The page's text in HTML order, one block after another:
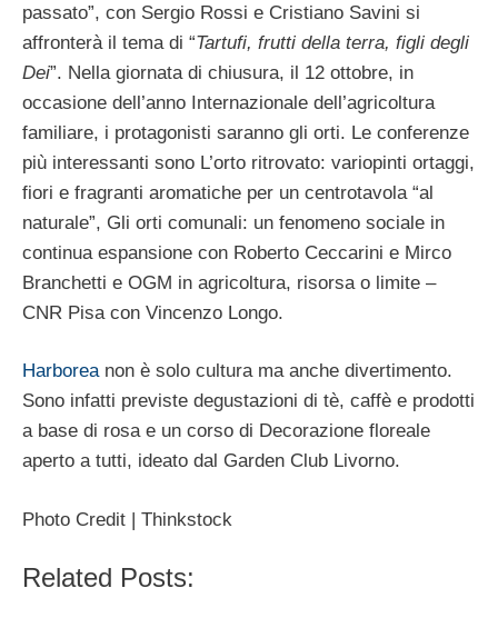
passato”, con Sergio Rossi e Cristiano Savini si
affronterà il tema di “Tartufi, frutti della terra, figli degli
Dei”. Nella giornata di chiusura, il 12 ottobre, in
occasione dell’anno Internazionale dell’agricoltura
familiare, i protagonisti saranno gli orti. Le conferenze
più interessanti sono L’orto ritrovato: variopinti ortaggi,
fiori e fragranti aromatiche per un centrotavola “al
naturale”, Gli orti comunali: un fenomeno sociale in
continua espansione con Roberto Ceccarini e Mirco
Branchetti e OGM in agricoltura, risorsa o limite –
CNR Pisa con Vincenzo Longo.
Harboreanon è solo cultura ma anche divertimento.
Sono infatti previste degustazioni di tè, caffè e prodotti
a base di rosa e un corso di Decorazione floreale
aperto a tutti, ideato dal Garden Club Livorno.
Photo Credit | Thinkstock
Related Posts: